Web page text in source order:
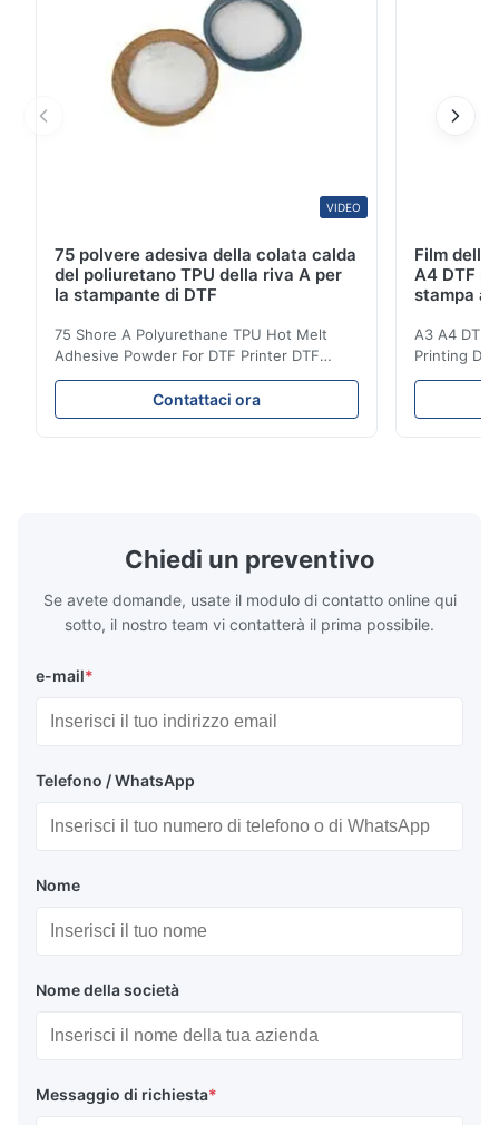
VIDEO
75 polvere adesiva della colata calda
del poliuretano TPU della riva A per
la stampante di DTF
75 Shore A Polyurethane TPU Hot Melt
Adhesive Powder For DTF Printer DTF
Powder Technical Parameters Bonding
Parameters ( reference only) Temperature
110-130℃ Press 0.5-1.5 kg/cm2 Time 8-20
Contattaci ora
Film
A4 DTF
stampa a
A3 A4 DTF
Printing
application
pattern
Chiedi un preventivo
Se avete domande, usate il modulo di contatto online qui
sotto, il nostro team vi contatterà il prima possibile.
e-mail*
Telefono / WhatsApp
Nome
Nome della società
Messaggio di richiesta*